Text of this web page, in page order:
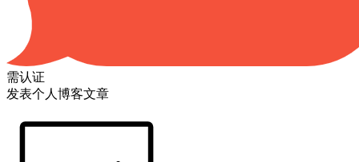
需认证
发表个人博客文章